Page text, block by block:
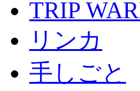
TRIP
リンカ
手しごと